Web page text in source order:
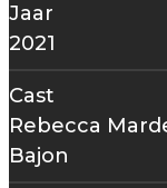
Jaar
2021
Cast
Rebecca
Bajon